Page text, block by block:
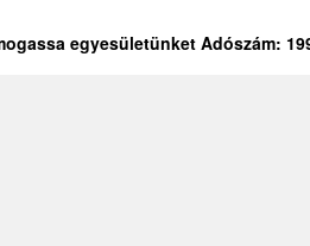
egyesületünket Adószám: